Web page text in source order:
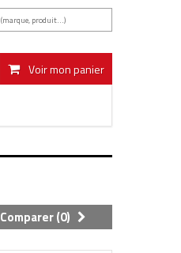
(marque, produit...)
Voir mon panier
Comparer (0)